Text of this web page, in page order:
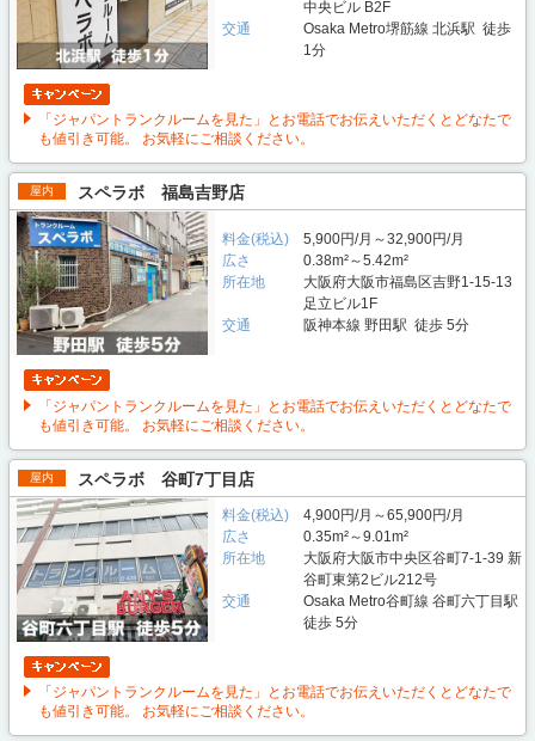
中央ビル B2F
交通
Osaka Metro堺筋線 北浜駅 徒歩
1分
「ジャパントランクルームを見た」とお電話でお伝えいただくとどなたで
も値引き可能。 お気軽にご相談ください。
屋内 スペラボ 福島吉野店
料金(税込)
5,900円/月～32,900円/月
広さ
0.38m²～5.42m²
所在地
大阪府大阪市福島区吉野1-15-13
足立ビル1F
交通
阪神本線 野田駅 徒歩 5分
「ジャパントランクルームを見た」とお電話でお伝えいただくとどなたで
も値引き可能。 お気軽にご相談ください。
屋内 スペラボ 谷町7丁目店
料金(税込)
4,900円/月～65,900円/月
広さ
0.35m²～9.01m²
所在地
大阪府大阪市中央区谷町7-1-39 新
谷町東第2ビル212号
交通
Osaka Metro谷町線 谷町六丁目駅
徒歩 5分
「ジャパントランクルームを見た」とお電話でお伝えいただくとどなたで
も値引き可能。 お気軽にご相談ください。